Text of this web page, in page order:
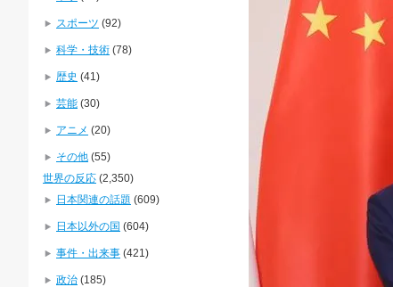
スポーツ (92)
科学・技術 (78)
歴史 (41)
芸能 (30)
アニメ (20)
その他 (55)
世界の反応 (2,350)
日本関連の話題 (609)
日本以外の国 (604)
事件・出来事 (421)
政治 (185)